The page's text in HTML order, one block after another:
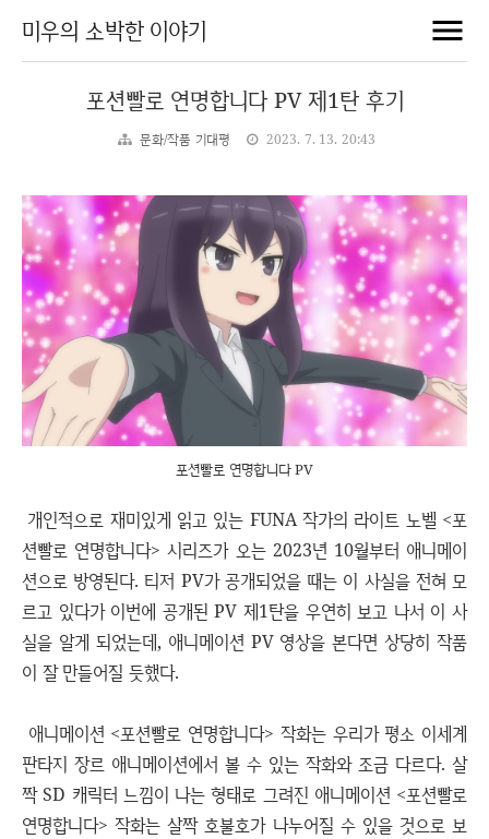
미우의 소박한 이야기
포션빨로 연명합니다 PV 제1탄 후기
문화/작품 기대평 2023. 7. 13. 20:43
포션빨로 연명합니다 PV
개인적으로 재미있게 읽고 있는 FUNA 작가의 라이트 노벨 <포
션빨로 연명합니다> 시리즈가 오는 2023년 10월부터 애니메이
션으로 방영된다. 티저 PV가 공개되었을 때는 이 사실을 전혀 모
르고 있다가 이번에 공개된 PV 제1탄을 우연히 보고 나서 이 사
실을 알게 되었는데, 애니메이션 PV 영상을 본다면 상당히 작품
이 잘 만들어질 듯했다.
애니메이션 <포션빨로 연명합니다> 작화는 우리가 평소 이세계
판타지 장르 애니메이션에서 볼 수 있는 작화와 조금 다르다. 살
짝 SD 캐릭터 느낌이 나는 형태로 그려진 애니메이션 <포션빨로
연명합니다> 작화는 살짝 호불호가 나누어질 수 있을 것으로 보